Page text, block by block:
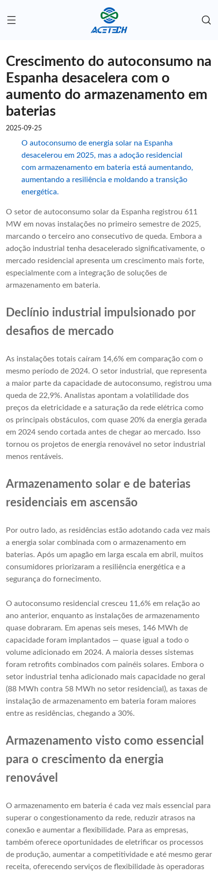
Crescimento do autoconsumo na
Espanha desacelera com o
aumento do armazenamento em
baterias
2025-09-25
O autoconsumo de energia solar na Espanha
desacelerou em 2025, mas a adoção residencial
com armazenamento em bateria está aumentando,
aumentando a resiliência e moldando a transição
energética.
O setor de autoconsumo solar da Espanha registrou 611
MW em novas instalações no primeiro semestre de 2025,
marcando o terceiro ano consecutivo de queda. Embora a
adoção industrial tenha desacelerado significativamente, o
mercado residencial apresenta um crescimento mais forte,
especialmente com a integração de soluções de
armazenamento em bateria.
Declínio industrial impulsionado por
desafios de mercado
As instalações totais caíram 14,6% em comparação com o
mesmo período de 2024. O setor industrial, que representa
a maior parte da capacidade de autoconsumo, registrou uma
queda de 22,9%. Analistas apontam a volatilidade dos
preços da eletricidade e a saturação da rede elétrica como
os principais obstáculos, com quase 20% da energia gerada
em 2024 sendo cortada antes de chegar ao mercado. Isso
tornou os projetos de energia renovável no setor industrial
menos rentáveis.
Armazenamento solar e de baterias
residenciais em ascensão
Por outro lado, as residências estão adotando cada vez mais
a energia solar combinada com o armazenamento em
baterias. Após um apagão em larga escala em abril, muitos
consumidores priorizaram a resiliência energética e a
segurança do fornecimento.
O autoconsumo residencial cresceu 11,6% em relação ao
ano anterior, enquanto as instalações de armazenamento
quase dobraram. Em apenas seis meses, 146 MWh de
capacidade foram implantados — quase igual a todo o
volume adicionado em 2024. A maioria desses sistemas
foram retrofits combinados com painéis solares. Embora o
setor industrial tenha adicionado mais capacidade no geral
(88 MWh contra 58 MWh no setor residencial), as taxas de
instalação de armazenamento em bateria foram maiores
entre as residências, chegando a 30%.
Armazenamento visto como essencial
para o crescimento da energia
renovável
O armazenamento em bateria é cada vez mais essencial para
superar o congestionamento da rede, reduzir atrasos na
conexão e aumentar a flexibilidade. Para as empresas,
também oferece oportunidades de eletrificar os processos
de produção, aumentar a competitividade e até mesmo gerar
receita, oferecendo serviços de flexibilidade às operadoras